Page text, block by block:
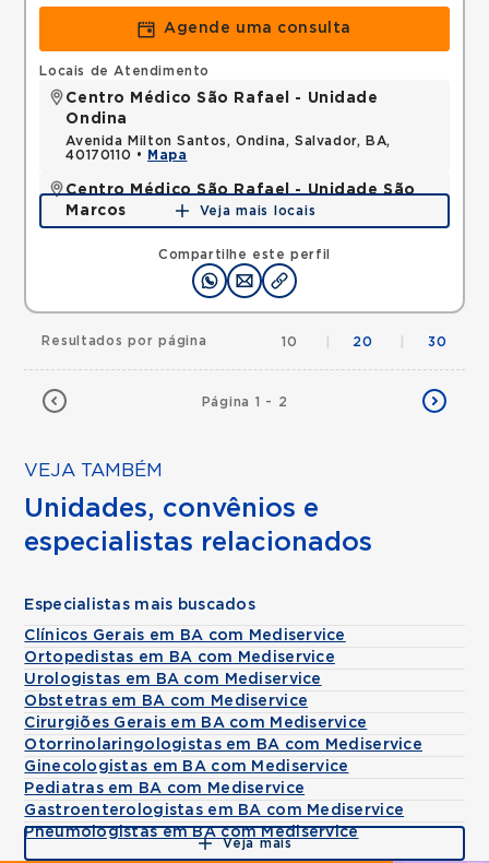
Agende uma consulta
Compartilhe este perfil
Locais de Atendimento
Centro Médico São Rafael - Unidade
Ondina
Avenida Milton Santos, Ondina, Salvador, BA,
40170110 •
Mapa
Centro Médico São Rafael - Unidade São
Marcos
Avenida Sao Rafael, Sao Marcos, Salvador, BA,
Mapa
Veja mais locais
Página 1 - 2
Resultados por página 10 20 30
VEJA TAMBÉM
Unidades, convênios e
especialistas relacionados
Especialistas mais buscados
Clínicos Gerais em BA com Mediservice
Ortopedistas em BA com Mediservice
Urologistas em BA com Mediservice
Obstetras em BA com Mediservice
Cirurgiões Gerais em BA com Mediservice
Otorrinolaringologistas em BA com Mediservice
Ginecologistas em BA com Mediservice
Pediatras em BA com Mediservice
Gastroenterologistas em BA com Mediservice
Pneumologistas em BA com Mediservice
Veja mais